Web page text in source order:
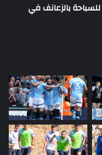
بالزعانف في